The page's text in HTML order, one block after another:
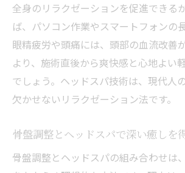
全身のリラクゼーションを促進できる
ば、パソコン作業やスマートフォンの
眼精疲労や頭痛には、頭部の血流改善
より、施術直後から爽快感と心地よい
でしょう。ヘッドスパ技術は、現代人
欠かせないリラクゼーション法です。
骨盤調整とヘッドスパで深い癒しを
骨盤調整とヘッドスパの組み合わせは